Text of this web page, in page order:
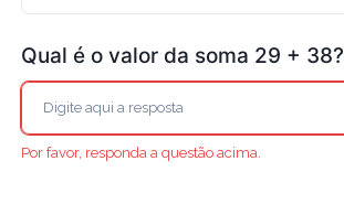
Qual é o valor da soma 29 + 38?
Por favor, responda a questão acima.